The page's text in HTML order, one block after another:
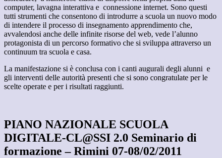
computer, lavagna interattiva e connessione internet. Sono questi
tutti strumenti che consentono di introdurre a scuola un nuovo modo
di intendere il processo di insegnamento apprendimento che,
avvalendosi anche delle infinite risorse del web, vede l’alunno
protagonista di un percorso formativo che si sviluppa attraverso un
continuum tra scuola e casa.
La manifestazione si è conclusa con i canti augurali degli alunni e
gli interventi delle autorità presenti che si sono congratulate per le
scelte operate e per i risultati raggiunti.
PIANO NAZIONALE SCUOLA
DIGITALE-CL@SSI 2.0 Seminario di
formazione – Rimini 07-08/02/2011